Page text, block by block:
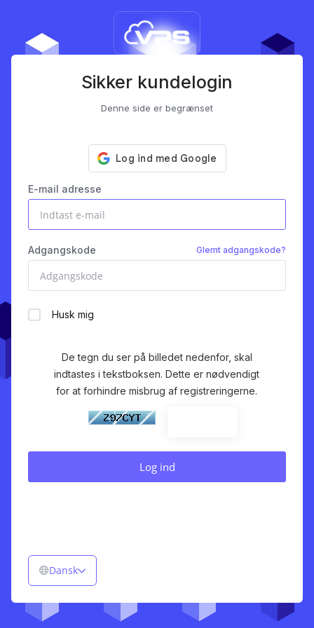
Sikker kundelogin
Denne side er begrænset
E-mail adresse
Adgangskode Glemt adgangskode?
Husk mig
De tegn du ser på billedet nedenfor, skal
indtastes i tekstboksen. Dette er nødvendigt
for at forhindre misbrug af registreringerne.
Dansk